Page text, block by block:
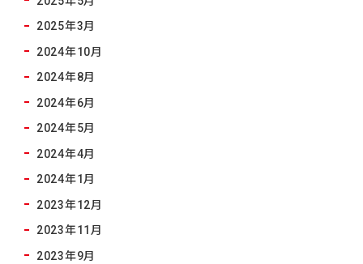
2025年3月
2024年10月
2024年8月
2024年6月
2024年5月
2024年4月
2024年1月
2023年12月
2023年11月
2023年9月